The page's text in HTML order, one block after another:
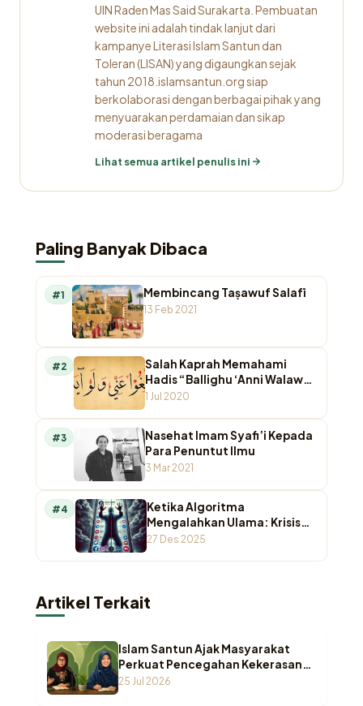
UIN Raden Mas Said Surakarta. Pembuatan
website ini adalah tindak lanjut dari
kampanye Literasi Islam Santun dan
Toleran (LISAN) yang digaungkan sejak
tahun 2018.islamsantun.org siap
berkolaborasi dengan berbagai pihak yang
menyuarakan perdamaian dan sikap
moderasi beragama
Lihat semua artikel penulis ini
Paling Banyak Dibaca
#1 Membincang Taṣawuf Salafī
13 Feb 2021
#2
Salah Kaprah Memahami
Hadis “Ballighu ‘Anni Walaw
Ayah”
1 Jul 2020
#3
Nasehat Imam Syafi’i Kepada
Para Penuntut Ilmu
3 Mar 2021
#4
Ketika Algoritma
Mengalahkan Ulama: Krisis
Otoritas Keagamaan di
27 Des 2025
Artikel Terkait
Islam Santun Ajak Masyarakat
Perkuat Pencegahan Kekerasan
Seksual terhadap Anak
25 Jul 2026